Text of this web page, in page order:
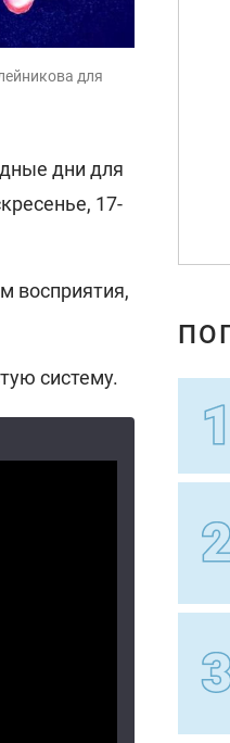
для
дни для
17-
восприятия,
систему.